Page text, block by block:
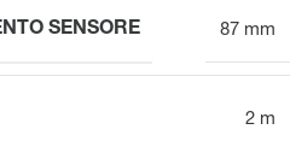
SENSORE 87 mm
2 m